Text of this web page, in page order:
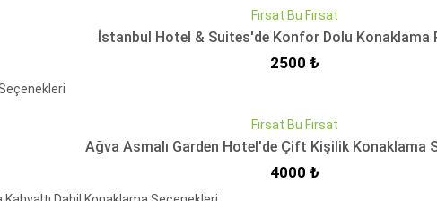
QUICKVIEW
Fırsat Bu Fırsat
İstanbul Hotel & Suites'de Konfor Dolu Konaklama
İndirimli Fiyat
2500 ₺
QUICKVIEW
Fırsat Bu Fırsat
Ağva Asmalı Garden Hotel'de Çift Kişilik Konaklama
İndirimli Fiyat
4000 ₺